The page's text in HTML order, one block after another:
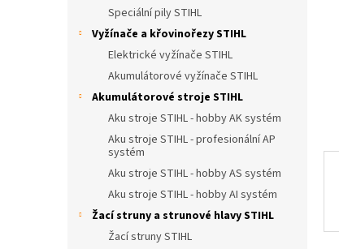
Speciální pily STIHL
Vyžínače a křovinořezy STIHL
Elektrické vyžínače STIHL
Akumulátorové vyžínače STIHL
Akumulátorové stroje STIHL
Aku stroje STIHL - hobby AK systém
Aku stroje STIHL - profesionální AP
systém
Aku stroje STIHL - hobby AS systém
Aku stroje STIHL - hobby AI systém
Žací struny a strunové hlavy STIHL
Žací struny STIHL